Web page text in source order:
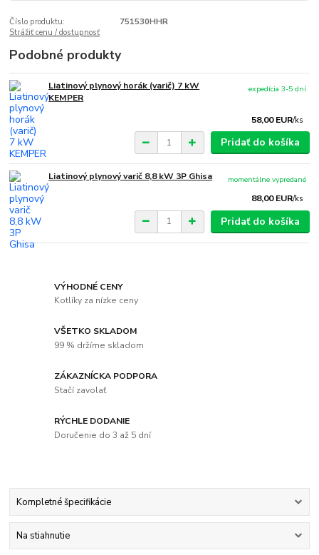
Číslo produktu:
751530HHR
Strážiť cenu / dostupnosť
Podobné produkty
Liatinový plynový horák (varič) 7 kW
KEMPER
58,00 EUR/ks
expedícia 3-5 dní
Pridať do košíka
Liatinový plynový varič 8,8 kW 3P Ghisa
88,00 EUR/ks
momentálne vypredané
Pridať do košíka
VÝHODNÉ CENY
Kotlíky za nízke ceny
VŠETKO SKLADOM
99 % držíme skladom
ZÁKAZNÍCKA PODPORA
Stačí zavolať
RÝCHLE DODANIE
Doručenie do 3 až 5 dní
Kompletné špecifikácie
Na stiahnutie